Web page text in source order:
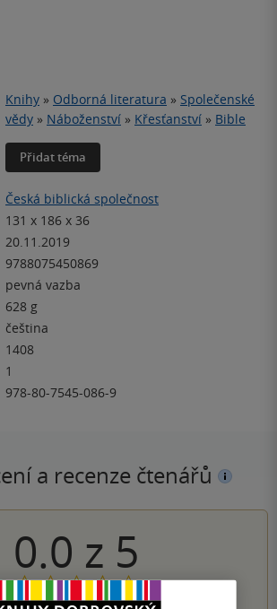
Knihy » Odborná literatura » Společenské
vědy » Náboženství » Křesťanství » Bible
Přidat téma
Česká biblická společnost
131 x 186 x 36
20.11.2019
9788075450869
pevná vazba
628 g
čeština
1408
1
978-80-7545-086-9
a recenze čtenářů
0.0 z 5